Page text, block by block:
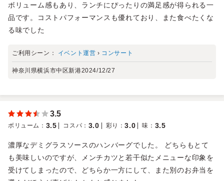
ボリューム感もあり、ランチにぴったりの満足感が得られる一
品です。コストパフォーマンスも優れており、また食べたくな
る味でした
ご利用シーン： イベント運営 › コンサート
神奈川県横浜市中区新港2024/12/27
3.5
ボリューム ： 3.5 コスパ ： 3.0 彩り ：3.0 味 ： 3.5
濃厚なデミグラスソースのハンバーグでした。 どちらもとて
も美味しいのですが、メンチカツと若干似たメニューな印象を
受けてしまったので、どちらか一方にして、また別のお弁当を